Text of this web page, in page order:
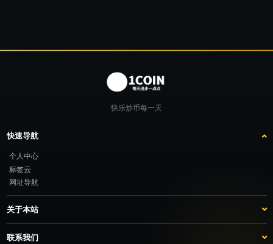
快乐炒币每一天
快速导航
个人中心
标签云
网址导航
关于本站
站点介绍
客服咨询
联系我们